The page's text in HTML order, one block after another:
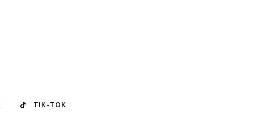
TIK-TOK